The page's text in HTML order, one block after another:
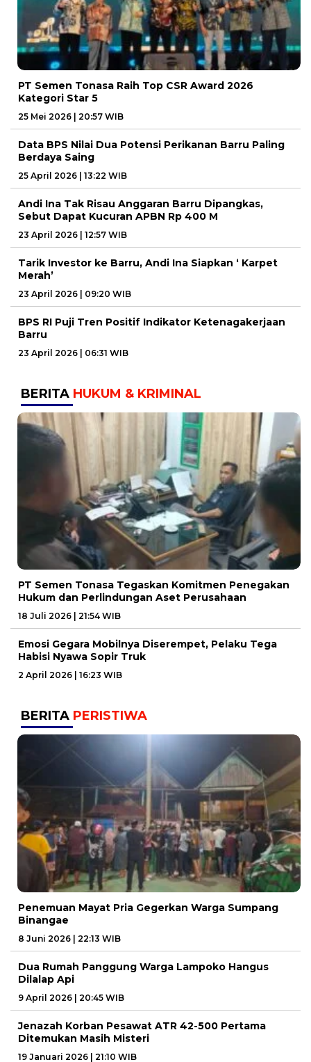
PT Semen Tonasa Raih Top CSR Award 2026
Kategori Star 5
25 Mei 2026 | 20:57 WIB
Data BPS Nilai Dua Potensi Perikanan Barru Paling
Berdaya Saing
25 April 2026 | 13:22 WIB
Andi Ina Tak Risau Anggaran Barru Dipangkas,
Sebut Dapat Kucuran APBN Rp 400 M
23 April 2026 | 12:57 WIB
Tarik Investor ke Barru, Andi Ina Siapkan ‘ Karpet
Merah’
23 April 2026 | 09:20 WIB
BPS RI Puji Tren Positif Indikator Ketenagakerjaan
Barru
23 April 2026 | 06:31 WIB
BERITA HUKUM & KRIMINAL
PT Semen Tonasa Tegaskan Komitmen Penegakan
Hukum dan Perlindungan Aset Perusahaan
18 Juli 2026 | 21:54 WIB
Emosi Gegara Mobilnya Diserempet, Pelaku Tega
Habisi Nyawa Sopir Truk
2 April 2026 | 16:23 WIB
BERITA PERISTIWA
Penemuan Mayat Pria Gegerkan Warga Sumpang
Binangae
8 Juni 2026 | 22:13 WIB
Dua Rumah Panggung Warga Lampoko Hangus
Dilalap Api
9 April 2026 | 20:45 WIB
Jenazah Korban Pesawat ATR 42-500 Pertama
Ditemukan Masih Misteri
19 Januari 2026 | 21:10 WIB